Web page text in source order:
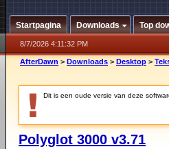
Startpagina Downloads Top
8/7/2026 4:11:32 PM
AfterDawn > Downloads > Desktop >
Dit is een oude versie van deze
Polyglot 3000 v3.71